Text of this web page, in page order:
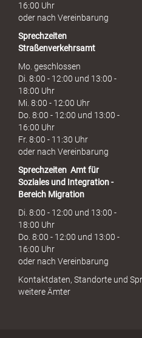
16:00 Uhr
oder nach Vereinbarung
Sprechzeiten
Straßenverkehrsamt
Mo. geschlossen
Di. 8:00 - 12:00 und 13:00 -
18:00 Uhr
Mi. 8:00 - 12:00 Uhr
Do. 8:00 - 12:00 und 13:00 -
16:00 Uhr
Fr. 8:00 - 11:30 Uhr
oder nach Vereinbarung
Sprechzeiten Amt für
Soziales und Integration -
Bereich Migration
Di. 8:00 - 12:00 und 13:00 -
18:00 Uhr
Do. 8:00 - 12:00 und 13:00 -
16:00 Uhr
oder nach Vereinbarung
Kontaktdaten, Standorte und
weitere Ämter